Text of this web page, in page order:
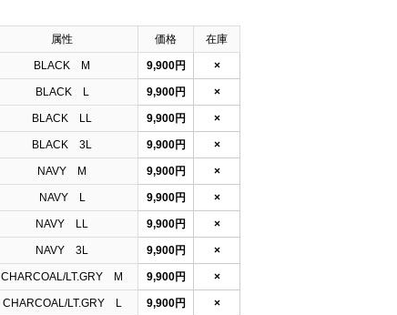
属性 価格 在庫
BLACK M 9,900円 ×
BLACK L 9,900円 ×
BLACK LL 9,900円 ×
BLACK 3L 9,900円 ×
NAVY M 9,900円 ×
NAVY L 9,900円 ×
NAVY LL 9,900円 ×
NAVY 3L 9,900円 ×
CHARCOAL/LT.GRY M 9,900円 ×
CHARCOAL/LT.GRY L 9,900円 ×